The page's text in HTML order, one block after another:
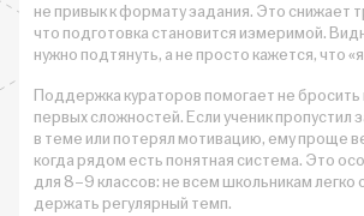
не привык к формату задания. Это снижает
что подготовка становится измеримой.
нужно подтянуть, а не просто кажется, что
Поддержка кураторов помогает не бросить
первых сложностей. Если ученик пропустил
в теме или потерял мотивацию, ему проще
когда рядом есть понятная система. Это
для 8–9 классов: не всем школьникам легко
держать регулярный темп.